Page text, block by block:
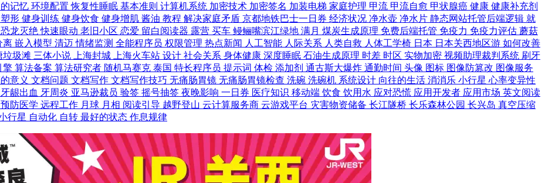
记忆 环境配置恢复性睡眠 基本准则 计算机系统 加密技术 加密签名 加装电梯 家庭护理 甲流 甲流自愈 甲状腺癌 健康 健康补充剂
形 健身训练 健身饮食 健身增肌 酱油 教程 解决家庭矛盾 京都地铁巴士一日券 经济状况 净水壶 净水片 静态网站托管后端逻辑 就
恐龙灭绝快速眼动 老旧小区 恋爱 留白阅读器 露营 买车 鳗鲡嘴滨江绿地 满月 煤炭生成原理 免费后端托管 免疫力 免疫力评估 蘑菇
离 嵌入模型 清迈情绪监测 全能程序员 权限管理 热点新闻 人工智能 人际关系 人类自救 人体工学椅 日本 日本关西地区游 如何改善
垃圾滩 三体小说 上海封城 上海火车站 设计 社会关系 身体健康 深度睡眠 石油生成原理 时差 时区 实物加密 视频助理裁判系统 刷牙
擎 算法备案 算法研究者 随机马赛克 泰国 特长程序员 提示词 体检 添加剂 通古斯大爆炸 通勤时间 头像 图标 图像防篡改 图像服务
意义 文档问题 文档写作 文档写作技巧 无痛肠胃镜 无痛肠胃镜检查 洗碗 洗碗机 系统设计 向往的生活 消消乐 小行星 心率变异性
牙龈出血 牙周炎 亚马逊裁员 验签 摇号抽签 夜晚影响 一日券 医疗知识 移动端 饮食 饮用水 应对恐慌 应用开发者 应用市场 英文阅读
预防医学 远程工作 月球 月相 阅读引导 越野登山 云计算服务商 云游戏平台 灾害物资储备 长江隧桥 长乐森林公园 长兴岛 真空压缩
行星 自动化 自转 最好的状态 作息规律